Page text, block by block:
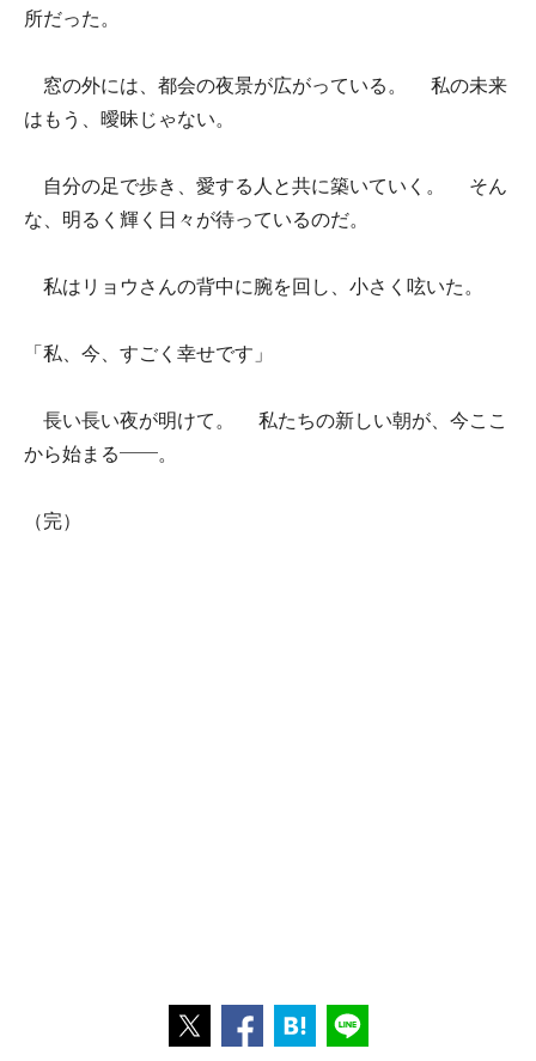
所だった。
窓の外には、都会の夜景が広がっている。 私の未来
はもう、曖昧じゃない。
自分の足で歩き、愛する人と共に築いていく。 そん
な、明るく輝く日々が待っているのだ。
私はリョウさんの背中に腕を回し、小さく呟いた。
「私、今、すごく幸せです」
長い長い夜が明けて。 私たちの新しい朝が、今ここ
から始まる――。
（完）